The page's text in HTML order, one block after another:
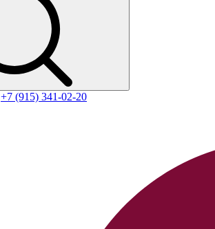
+7 (915) 341-02-20